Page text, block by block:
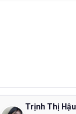
Trịnh Thị Hậu